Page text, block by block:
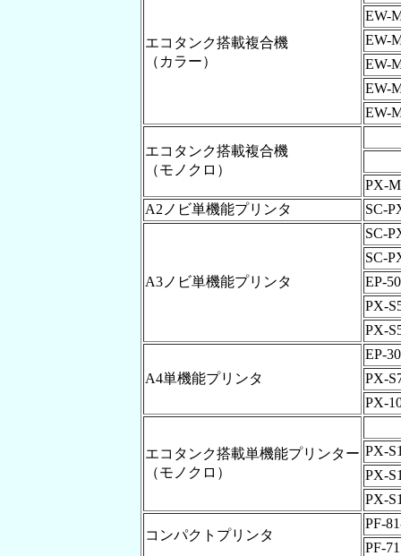
エコタンク搭載複合機
（カラー）
EW-
EW-
EW-
EW-
EW-
エコタンク搭載複合機
（モノクロ）
PX-
A2ノビ単機能プリンタ
SC-
A3ノビ単機能プリンタ
SC-
SC-
EP-
PX-
PX-
A4単機能プリンタ
EP-
PX-
PX-
エコタンク搭載単機能プリンター
（モノクロ）
PX-
PX-
PX-
コンパクトプリンタ
PF-
PF-71